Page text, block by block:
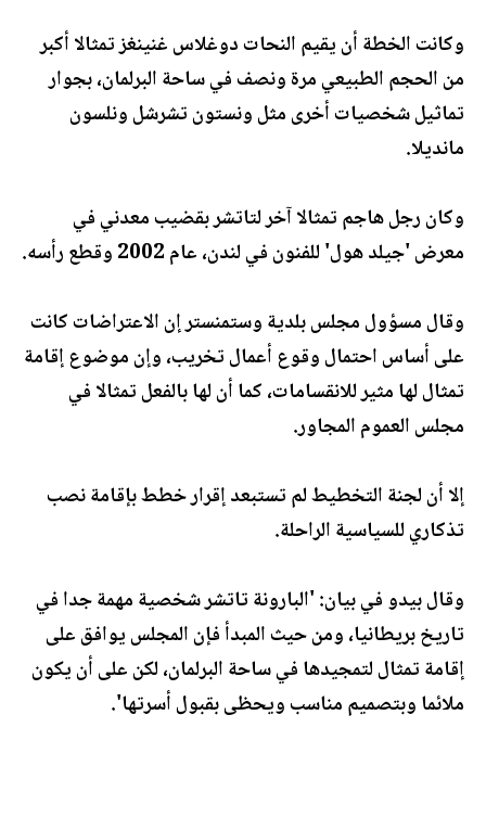
وكانت الخطة أن يقيم النحات دوغلاس غنينغز تمثالا أكبر
من الحجم الطبيعي مرة ونصف في ساحة البرلمان، بجوار
تماثيل شخصيات أخرى مثل ونستون تشرشل ونلسون
مانديلا.
وكان رجل هاجم تمثالا آخر لتاتشر بقضيب معدني في
معرض 'جيلد هول' للفنون في لندن، عام 2002 وقطع رأسه.
وقال مسؤول مجلس بلدية وستمنستر إن الاعتراضات كانت
على أساس احتمال وقوع أعمال تخريب، وإن موضوع إقامة
تمثال لها مثير للانقسامات، كما أن لها بالفعل تمثالا في
مجلس العموم المجاور.
إلا أن لجنة التخطيط لم تستبعد إقرار خطط بإقامة نصب
تذكاري للسياسية الراحلة.
وقال بيدو في بيان: 'البارونة تاتشر شخصية مهمة جدا في
تاريخ بريطانيا، ومن حيث المبدأ فإن المجلس يوافق على
إقامة تمثال لتمجيدها في ساحة البرلمان، لكن على أن يكون
ملائما وبتصميم مناسب ويحظى بقبول أسرتها'.